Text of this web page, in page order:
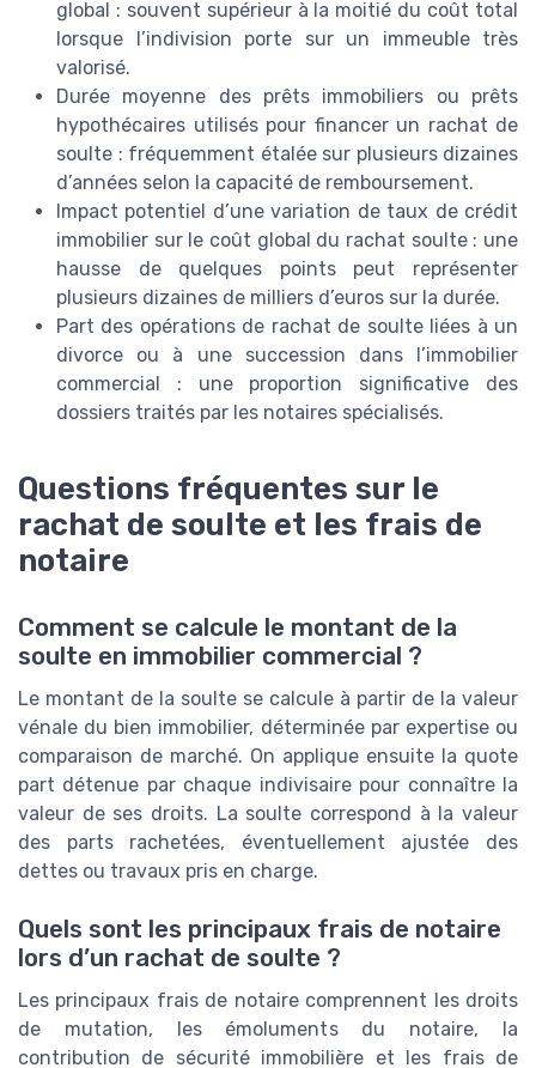
global : souvent supérieur à la moitié du coût total
lorsque l’indivision porte sur un immeuble très
valorisé.
Durée moyenne des prêts immobiliers ou prêts
hypothécaires utilisés pour financer un rachat de
soulte : fréquemment étalée sur plusieurs dizaines
d’années selon la capacité de remboursement.
Impact potentiel d’une variation de taux de crédit
immobilier sur le coût global du rachat soulte : une
hausse de quelques points peut représenter
plusieurs dizaines de milliers d’euros sur la durée.
Part des opérations de rachat de soulte liées à un
divorce ou à une succession dans l’immobilier
commercial : une proportion significative des
dossiers traités par les notaires spécialisés.
Questions fréquentes sur le
rachat de soulte et les frais de
notaire
Comment se calcule le montant de la
soulte en immobilier commercial ?
Le montant de la soulte se calcule à partir de la valeur
vénale du bien immobilier, déterminée par expertise ou
comparaison de marché. On applique ensuite la quote
part détenue par chaque indivisaire pour connaître la
valeur de ses droits. La soulte correspond à la valeur
des parts rachetées, éventuellement ajustée des
dettes ou travaux pris en charge.
Quels sont les principaux frais de notaire
lors d’un rachat de soulte ?
Les principaux frais de notaire comprennent les droits
de mutation, les émoluments du notaire, la
contribution de sécurité immobilière et les frais de